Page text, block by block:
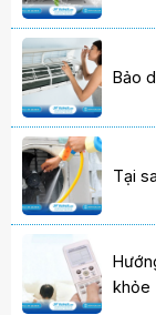
Bảo
Tại
khỏe